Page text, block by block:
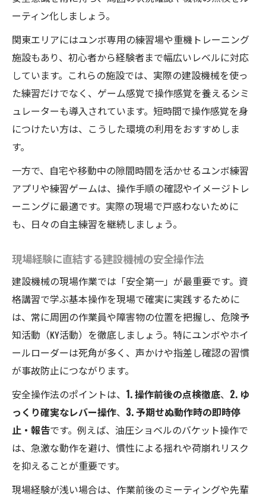
条件
建設機械の資格取得に必要な事前準備とは
何か
車両系建設機械の講習資格と受講のポイン
ト
ユンボ資格取得を効率化する練習法の実際
建設機械操作力アップに欠かせないポイント解
説
介
重機トレーニングで身に付く安全確認の習
慣
建設機械技能向上に不可欠な反復練習の重
要性
説
建設機械操作評価で見られる主な着眼点と
は
実務対応までを見据えた重機操作スキルの習得
術
建設機械実務に直結する操作スキル習得法
現場で評価される建設機械実践力の高め方
建設機械資格取得後のスキルアップ戦略
操作ミスを防ぐ建設機械の安全習慣づくり
転職や現場配属を見据えた建設機械練習法
ーティン化しましょう。
関東エリアにはユンボ専用の練習場や重機トレーニング
施設もあり、初心者から経験者まで幅広いレベルに対応
しています。これらの施設では、実際の建設機械を使っ
た練習だけでなく、ゲーム感覚で操作感覚を養えるシミ
ュレーターも導入されています。短時間で操作感覚を身
につけたい方は、こうした環境の利用をおすすめしま
す。
一方で、自宅や移動中の隙間時間を活かせるユンボ練習
アプリや練習ゲームは、操作手順の確認やイメージトレ
ーニングに最適です。実際の現場で戸惑わないために
も、日々の自主練習を継続しましょう。
現場経験に直結する建設機械の安全操作法
建設機械の現場作業では「安全第一」が最重要です。資
格講習で学ぶ基本操作を現場で確実に実践するために
は、常に周囲の作業員や障害物の位置を把握し、危険予
知活動（KY活動）を徹底しましょう。特にユンボやホイ
ールローダーは死角が多く、声かけや指差し確認の習慣
が事故防止につながります。
安全操作法のポイントは、 1. 操作前後の点検徹底、 2. ゆ
っくり確実なレバー操作、 3. 予期せぬ動作時の即時停
止・報告です。例えば、油圧ショベルのバケット操作で
は、急激な動作を避け、慣性による揺れや荷崩れリスク
を抑えることが重要です。
現場経験が浅い場合は、作業前後のミーティングや先輩